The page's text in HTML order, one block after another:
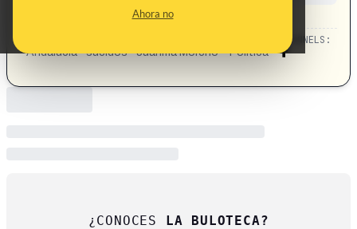
Ahora no
https://www.facebook.com/share/p/14XQFscJEqk/
Andalucía · sueldos · Juanma Moreno Política
CHANNELS:
¿CONOCES LA BULOTECA?